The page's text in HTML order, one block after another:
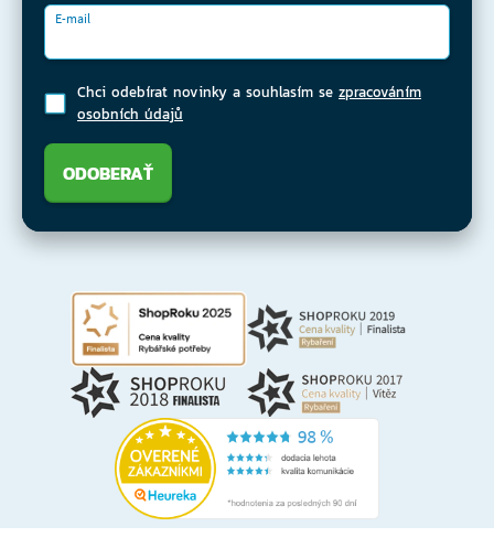
E-mail
Chci odebírat novinky a souhlasím se zpracováním
osobních údajů
ODOBERAŤ